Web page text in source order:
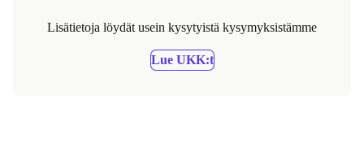
Lisätietoja löydät usein kysytyistä kysymyksistämme
Lue UKK:t